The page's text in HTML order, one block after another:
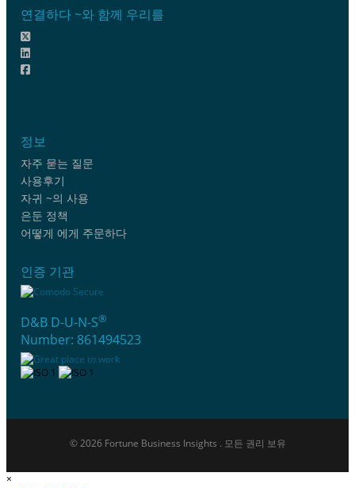
연결하다 ~와 함께 우리를
정보
자주 묻는 질문
사용후기
자귀 ~의 사용
은둔 정책
어떻게 에게 주문하다
인증 기관
D&B D-U-N-S®
Number: 861494523
© 2026 Fortune Business Insights . 모든 권리 보유
×